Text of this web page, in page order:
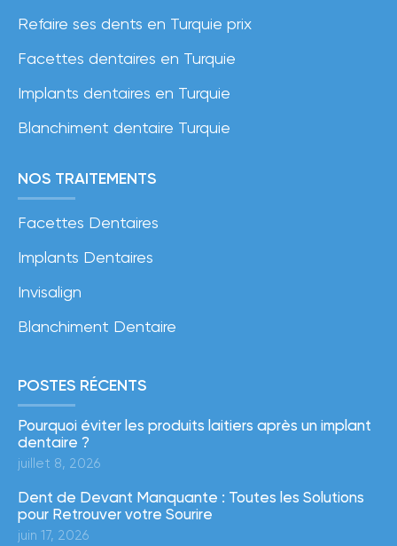
Refaire ses dents en Turquie prix
Facettes dentaires en Turquie
Implants dentaires en Turquie
Blanchiment dentaire Turquie
NOS TRAITEMENTS
Facettes Dentaires
Implants Dentaires
Invisalign
Blanchiment Dentaire
POSTES RÉCENTS
Pourquoi éviter les produits laitiers après un implant
dentaire ?
juillet 8, 2026
Dent de Devant Manquante : Toutes les Solutions
pour Retrouver votre Sourire
juin 17, 2026